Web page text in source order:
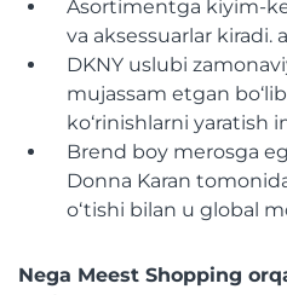
Asortimentga kiyim-
va aksessuarlar kiradi.
DKNY uslubi
mujassam etgan
ko‘rinishlarni yaratish
Brend boy merosga
Donna Karan
oʻtishi bilan u global
Nega Meest Shopping